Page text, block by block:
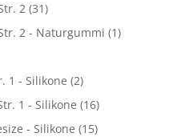
2 (31)
2 - Naturgummi (1)
1 - Silikone (2)
1 - Silikone (16)
- Silikone (15)